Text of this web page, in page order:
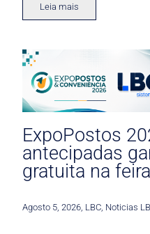
Leia mais
ExpoPostos
antecipadas
gratuita na feira
Agosto 5, 2026 LBC Noticias